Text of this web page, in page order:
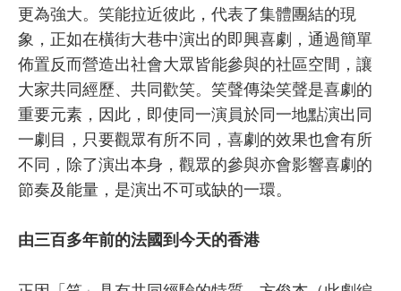
更為強大。笑能拉近彼此，代表了集體團結的現
象，正如在橫街大巷中演出的即興喜劇，通過簡單
佈置反而營造出社會大眾皆能參與的社區空間，讓
大家共同經歷、共同歡笑。笑聲傳染笑聲是喜劇的
重要元素，因此，即使同一演員於同一地點演出同
一劇目，只要觀眾有所不同，喜劇的效果也會有所
不同，除了演出本身，觀眾的參與亦會影響喜劇的
節奏及能量，是演出不可或缺的一環。
由三百多年前的法國到今天的香港